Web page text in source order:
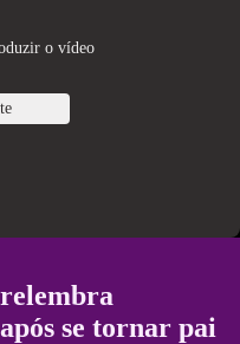
o vídeo
se tornar pai